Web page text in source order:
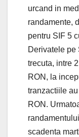
urcand in
randamente,
pentru SIF 5
Derivatele pe
trecuta, intre
RON, la
tranzactiile
RON.
scadenta